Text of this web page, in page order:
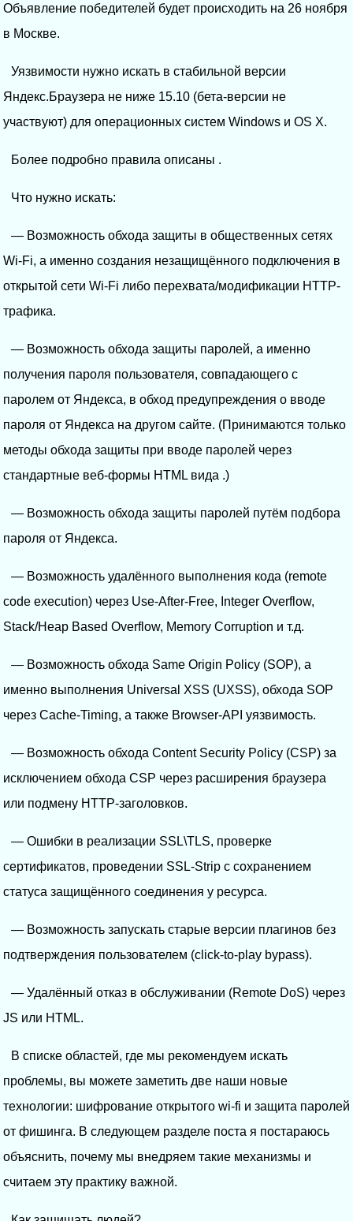
Объявление победителей будет происходить на 26 ноября
в Москве.
Уязвимости нужно искать в стабильной версии
Яндекс.Браузера не ниже 15.10 (бета-версии не
участвуют) для операционных систем Windows и OS X.
Более подробно правила описаны .
Что нужно искать:
— Возможность обхода защиты в общественных сетях
Wi-Fi, а именно создания незащищённого подключения в
открытой сети Wi-Fi либо перехвата/модификации HTTP-
трафика.
— Возможность обхода защиты паролей, а именно
получения пароля пользователя, совпадающего с
паролем от Яндекса, в обход предупреждения о вводе
пароля от Яндекса на другом сайте. (Принимаются только
методы обхода защиты при вводе паролей через
стандартные веб-формы HTML вида .)
— Возможность обхода защиты паролей путём подбора
пароля от Яндекса.
— Возможность удалённого выполнения кода (remote
code execution) через Use-After-Free, Integer Overflow,
Stack/Heap Based Overflow, Memory Corruption и т.д.
— Возможность обхода Same Origin Policy (SOP), а
именно выполнения Universal XSS (UXSS), обхода SOP
через Cache-Timing, а также Browser-API уязвимость.
— Возможность обхода Content Security Policy (CSP) за
исключением обхода CSP через расширения браузера
или подмену HTTP-заголовков.
— Ошибки в реализации SSL\TLS, проверке
сертификатов, проведении SSL-Strip с сохранением
статуса защищённого соединения у ресурса.
— Возможность запускать старые версии плагинов без
подтверждения пользователем (click-to-play bypass).
— Удалённый отказ в обслуживании (Remote DoS) через
JS или HTML.
В списке областей, где мы рекомендуем искать
проблемы, вы можете заметить две наши новые
технологии: шифрование открытого wi-fi и защита паролей
от фишинга. В следующем разделе поста я постараюсь
объяснить, почему мы внедряем такие механизмы и
считаем эту практику важной.